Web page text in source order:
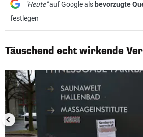
"Heute"auf Google als bevorzugte
festlegen
Täuschend echt wirkende
1/3